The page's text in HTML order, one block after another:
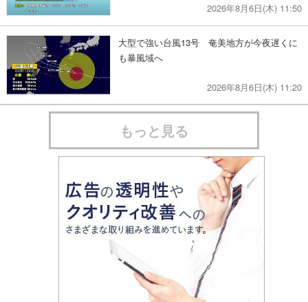
2026年8月6日(木) 11:50
大型で強い台風13号 奄美地方が今夜遅くに
も暴風域へ
2026年8月6日(木) 11:20
もっと見る